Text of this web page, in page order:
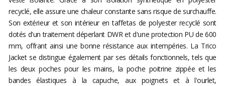
recyclé, elle assure une chaleur constante sans risque de surchauffe.
Son extérieur et son intérieur en taffetas de polyester recyclé sont
dotés d'un traitement déperlant DWR et d'une protection PU de 600
mm, offrant ainsi une bonne résistance aux intempéries. La Trico
Jacket se distingue également par ses détails fonctionnels, tels que
les deux poches pour les mains, la poche poitrine zippée et les
bandes élastiques à la capuche, aux poignets et à l'ourlet,